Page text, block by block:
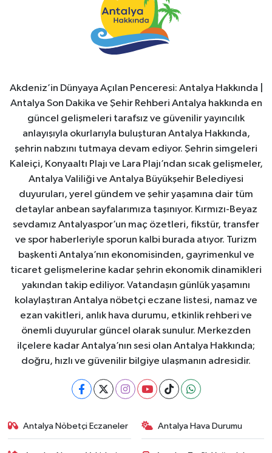
Akdeniz’in Dünyaya Açılan Penceresi: Antalya Hakkında |
Antalya Son Dakika ve Şehir Rehberi Antalya hakkında en
güncel gelişmeleri tarafsız ve güvenilir yayıncılık
anlayışıyla okurlarıyla buluşturan Antalya Hakkında,
şehrin nabzını tutmaya devam ediyor. Şehrin simgeleri
Kaleiçi, Konyaaltı Plajı ve Lara Plajı’ndan sıcak gelişmeler,
Antalya Valiliği ve Antalya Büyükşehir Belediyesi
duyuruları, yerel gündem ve şehir yaşamına dair tüm
detaylar anbean sayfalarımıza taşınıyor. Kırmızı-Beyaz
sevdamız Antalyaspor’un maç özetleri, fikstür, transfer
ve spor haberleriyle sporun kalbi burada atıyor. Turizm
başkenti Antalya’nın ekonomisinden, gayrimenkul ve
ticaret gelişmelerine kadar şehrin ekonomik dinamikleri
yakından takip ediliyor. Vatandaşın günlük yaşamını
kolaylaştıran Antalya nöbetçi eczane listesi, namaz ve
ezan vakitleri, anlık hava durumu, etkinlik rehberi ve
önemli duyurular güncel olarak sunulur. Merkezden
ilçelere kadar Antalya’nın sesi olan Antalya Hakkında;
doğru, hızlı ve güvenilir bilgiye ulaşmanın adresidir.
Antalya Nöbetçi Eczaneler Antalya Hava Durumu